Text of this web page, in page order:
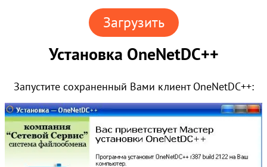
Загрузить
Установка OneNetDC++
Запустите сохраненный Вами клиент OneNetDC++: